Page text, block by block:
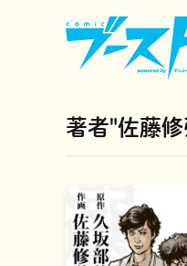
著者"佐藤